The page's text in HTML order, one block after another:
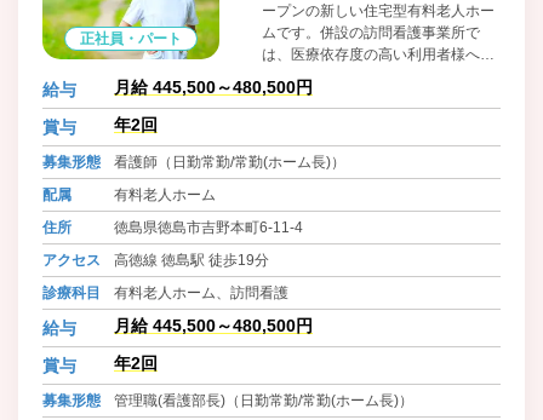
正社員・パート
ープンの新しい住宅型有料老人ホー
ムです。併設の訪問看護事業所で
は、医療依存度の高い利用者様への
ケアに注力しており、緩和ケアや人
工呼吸器管理といった専門的な看護
た、充実した福利厚生と資格取得支
援は、安心して長くキャリアを築き
給与 月給 445,500～480,500円
賞与 年2回
募集形態
看護師（日勤常勤/常勤(ホーム長)）
配属
有料老人ホーム
住所
徳島県徳島市吉野本町6-11-4
アクセス
高徳線 徳島駅 徒歩19分
診療科目
有料老人ホーム、訪問看護
給与 月給 445,500～480,500円
賞与 年2回
募集形態
管理職(看護部長)（日勤常勤/常勤(ホーム長)）